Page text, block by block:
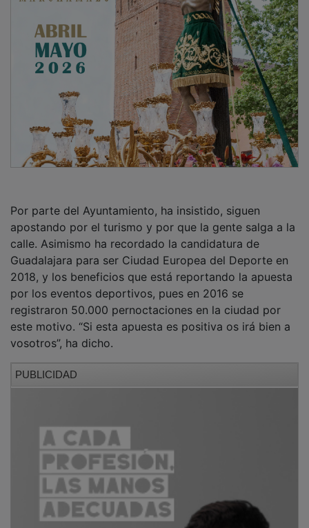
apostando por el turismo y por que la gente salga a la
calle. Asimismo ha recordado la candidatura de
Guadalajara para ser Ciudad Europea del Deporte en
2018, y los beneficios que está reportando la apuesta
por los eventos deportivos, pues en 2016 se
registraron 50.000 pernoctaciones en la ciudad por
este motivo. “Si esta apuesta es positiva os irá bien a
vosotros”, ha dicho.